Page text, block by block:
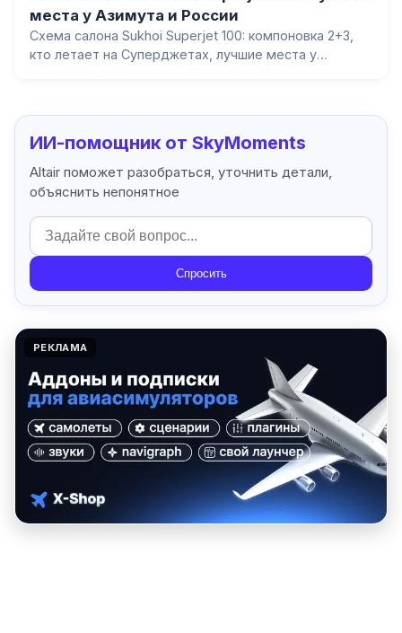
места у Азимута и России
Схема салона Sukhoi Superjet 100: компоновка 2+3,
кто летает на Суперджетах, лучшие места у
ИИ-помощник от SkyMoments
Altair поможет разобраться, уточнить детали,
объяснить непонятное
Спросить
РЕКЛАМА